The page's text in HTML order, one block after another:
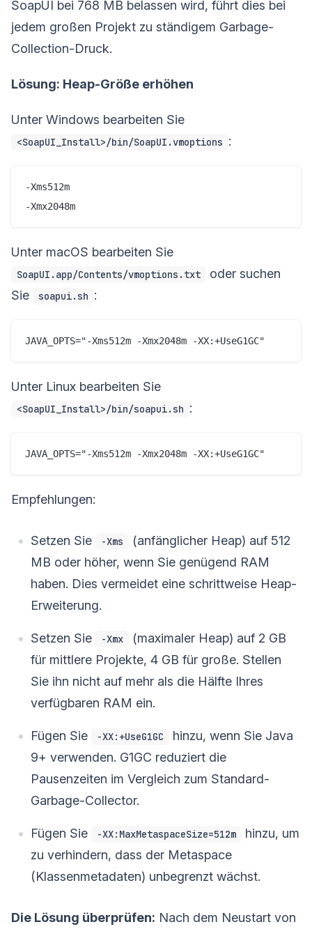
SoapUI bei 768 MB belassen wird, führt dies bei
jedem großen Projekt zu ständigem Garbage-
Collection-Druck.
Lösung: Heap-Größe erhöhen
Unter Windows bearbeiten Sie
<SoapUI_Install>/bin/SoapUI.vmoptions :
-Xms512m
Unter macOS bearbeiten Sie
SoapUI.app/Contents/vmoptions.txt
oder suchen
Sie
soapui.sh :
Unter Linux bearbeiten Sie
<SoapUI_Install>/bin/soapui.sh :
Empfehlungen:
Setzen Sie -Xms
(anfänglicher Heap) auf 512
MB oder höher, wenn Sie genügend RAM
haben. Dies vermeidet eine schrittweise Heap-
Erweiterung.
Setzen Sie -Xmx
(maximaler Heap) auf 2 GB
für mittlere Projekte, 4 GB für große. Stellen
Sie ihn nicht auf mehr als die Hälfte Ihres
verfügbaren RAM ein.
Fügen Sie -XX:+UseG1GC
hinzu, wenn Sie Java
9+ verwenden. G1GC reduziert die
Pausenzeiten im Vergleich zum Standard-
Garbage-Collector.
Fügen Sie -XX:MaxMetaspaceSize=512m
hinzu, um
zu verhindern, dass der Metaspace
(Klassenmetadaten) unbegrenzt wächst.
Die Lösung überprüfen: Nach dem Neustart von